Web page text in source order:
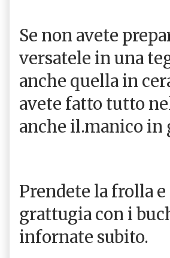
Se non avete
versatele in una
anche quella in
avete fatto tutto
anche il.manico
Prendete la frolla
grattugia con i
infornate subito.